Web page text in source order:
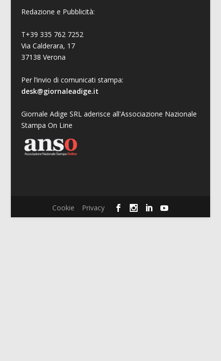
Redazione e Pubblicità:
T+39 335 762 7252
Via Calderara, 17
37138 Verona
Per l’invio di comunicati stampa:
desk@giornaleadige.it
Giornale Adige SRL aderisce all'Associazione Nazionale
Stampa On Line
Cookie Privacy